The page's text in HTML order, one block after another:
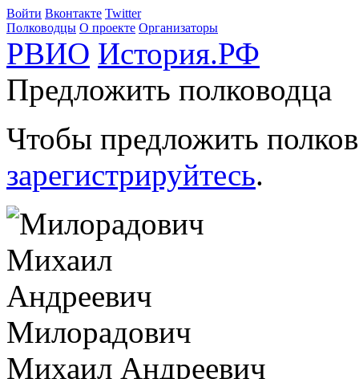
Войти Вконтакте Twitter
Полководцы О проекте Организаторы
РВИО История.РФ
Предложить полководца
Чтобы предложить
зарегистрируйтесь.
Милорадович
Михаил Андреевич